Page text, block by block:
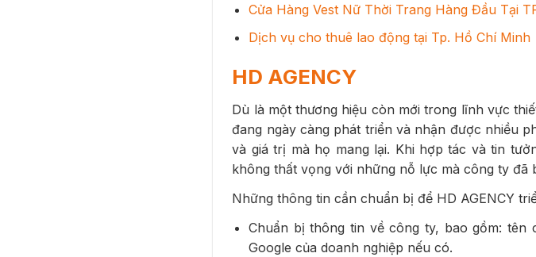
Cửa Hàng Vest Nữ Thời Trang Hàng Đầu Tại
Dịch vụ cho thuê lao động tại Tp. Hồ Chí Minh
HD AGENCY
Dù là một thương hiệu còn mới trong lĩnh vực
đang ngày càng phát triển và nhận được nhiều
và giá trị mà họ mang lại. Khi hợp tác và tin
không thất vọng với những nỗ lực mà công ty đã
Những thông tin cần chuẩn bị để HD AGENCY
Chuẩn bị thông tin về công ty, bao gồm: tên
Google của doanh nghiệp nếu có.